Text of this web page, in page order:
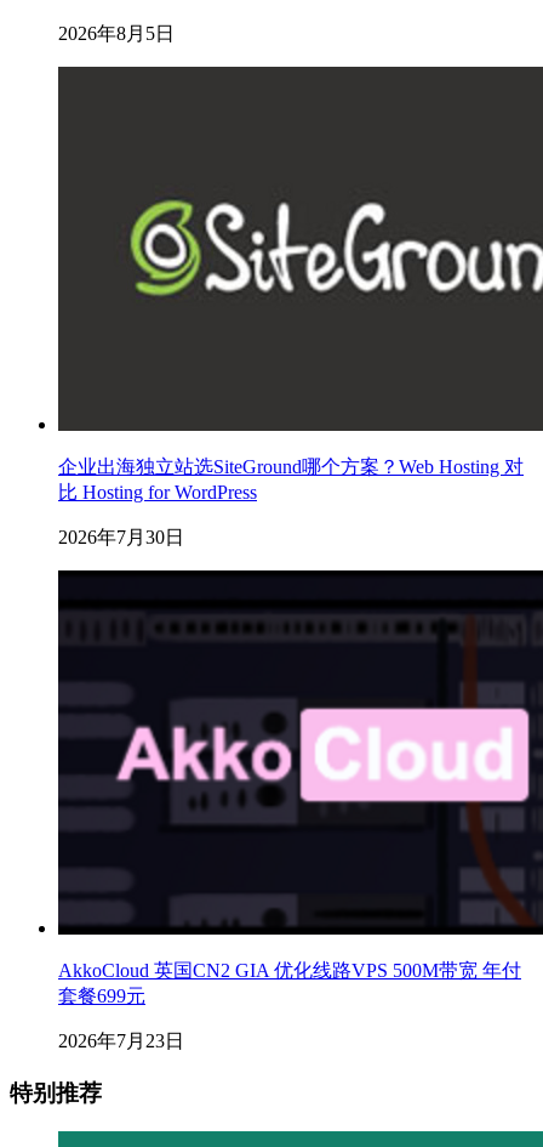
2026年8月5日
企业出海独立站选SiteGround哪个方案？Web Hosting 对
比 Hosting for WordPress
2026年7月30日
AkkoCloud 英国CN2 GIA 优化线路VPS 500M带宽 年付
套餐699元
2026年7月23日
特别推荐